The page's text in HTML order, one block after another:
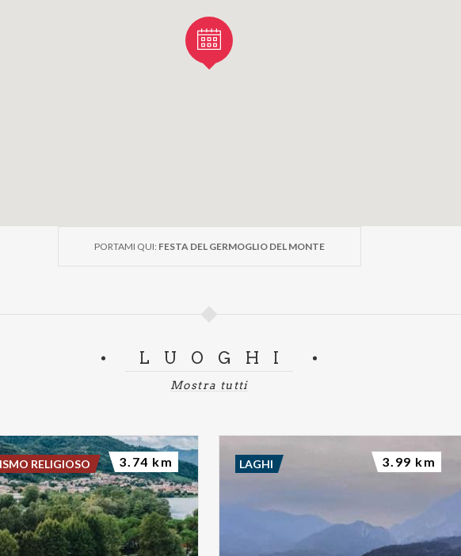
PORTAMI QUI: FESTA DEL GERMOGLIO DEL MONTE
LUOGHI
Mostra tutti
RELIGIOSO 3.74 km LAGHI 3.99 km